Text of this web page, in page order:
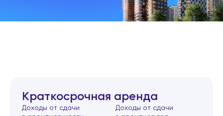
Краткосрочная аренда
Доходы от сдачи
Доходы от сдачи